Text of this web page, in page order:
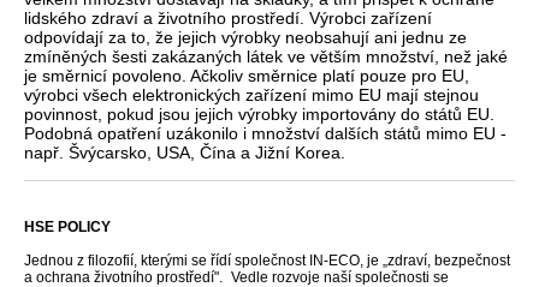
lidského zdraví a životního prostředí. Výrobci zařízení
odpovídají za to, že jejich výrobky neobsahují ani jednu ze
zmíněných šesti zakázaných látek ve větším množství, než jaké
je směrnicí povoleno. Ačkoliv směrnice platí pouze pro EU,
výrobci všech elektronických zařízení mimo EU mají stejnou
povinnost, pokud jsou jejich výrobky importovány do států EU.
Podobná opatření uzákonilo i množství dalších států mimo EU -
např. Švýcarsko, USA, Čína a Jižní Korea.
HSE POLICY
Jednou z filozofií, kterými se řídí společnost IN-ECO, je „zdraví, bezpečnost
a ochrana životního prostředí". Vedle rozvoje naší společnosti se